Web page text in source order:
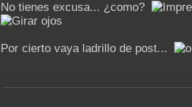
No tienes excusa... ¿como?
Por cierto vaya ladrillo de post...